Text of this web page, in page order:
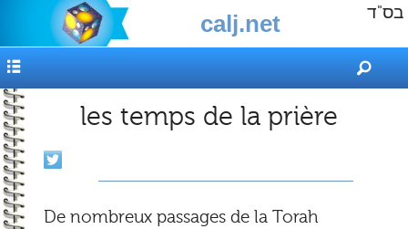
Le
Calendrier
Juif
calj.net בס"ד
présentation
horaires
anniversaires
les temps de la prière
De nombreux passages de la Torah